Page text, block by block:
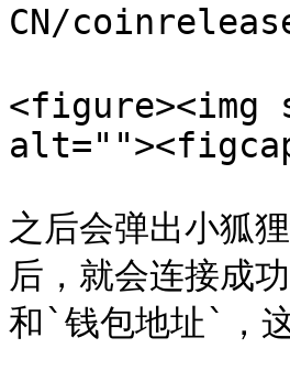
CN/
<figure><img
之后会弹出小狐
后，就会连接成
和`钱包地址`，